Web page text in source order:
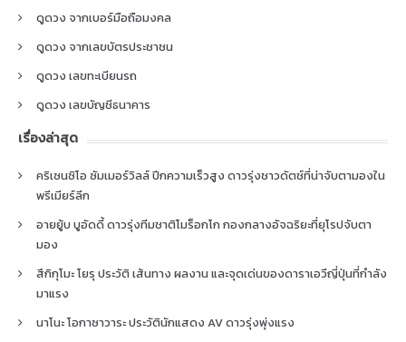
ดูดวง จากเบอร์มือถือมงคล
ดูดวง จากเลขบัตรประชาชน
ดูดวง เลขทะเบียนรถ
ดูดวง เลขบัญชีธนาคาร
เรื่องล่าสุด
คริเซนซิโอ ซัมเมอร์วิลล์ ปีกความเร็วสูง ดาวรุ่งชาวดัตช์ที่น่าจับตามองใน
พรีเมียร์ลีก
อายยู้บ บูอัดดี้ ดาวรุ่งทีมชาติโมร็อกโก กองกลางอัจฉริยะที่ยุโรปจับตา
มอง
สึกิกุโมะ โยรุ ประวัติ เส้นทาง ผลงาน และจุดเด่นของดาราเอวีญี่ปุ่นที่กำลัง
มาแรง
นาโนะ โอกาซาวาระ ประวัตินักแสดง AV ดาวรุ่งพุ่งแรง